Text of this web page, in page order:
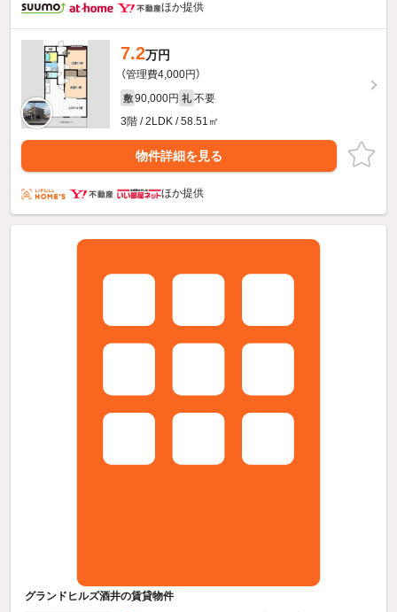
ほか提供
7.2万円
（管理費4,000円）
敷 90,000円 礼 不要
3階 / 2LDK / 58.51㎡
物件詳細を見る
ほか提供
グランドヒルズ酒井の賃貸物件